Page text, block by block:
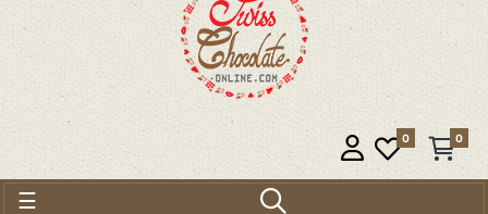
0 0
Navegación de palanca
☰